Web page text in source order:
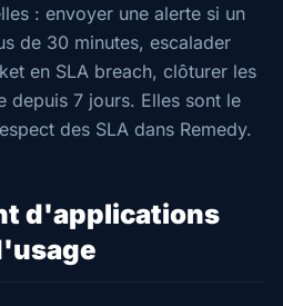
: envoyer une alerte si un
de 30 minutes, escalader
en SLA breach, clôturer les
depuis 7 jours. Elles sont le
des SLA dans Remedy.
d'applications